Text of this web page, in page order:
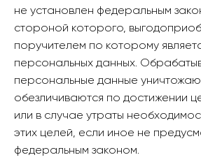
не установлен федеральным
стороной которого,
поручителем по которому
персональных данных.
персональные данные
обезличиваются по достижении
или в случае утраты
этих целей, если иное не
федеральным законом.